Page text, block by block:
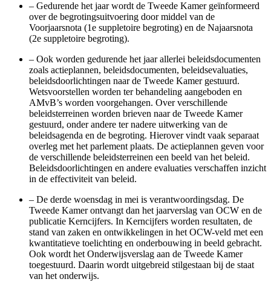
– Gedurende het jaar wordt de Tweede Kamer geïnformeerd
over de begrotingsuitvoering door middel van de
Voorjaarsnota (1e suppletoire begroting) en de Najaarsnota
(2e suppletoire begroting).
– Ook worden gedurende het jaar allerlei beleidsdocumenten
zoals actieplannen, beleidsdocumenten, beleidsevaluaties,
beleidsdoorlichtingen naar de Tweede Kamer gestuurd.
Wetsvoorstellen worden ter behandeling aangeboden en
AMvB’s worden voorgehangen. Over verschillende
beleidsterreinen worden brieven naar de Tweede Kamer
gestuurd, onder andere ter nadere uitwerking van de
beleidsagenda en de begroting. Hierover vindt vaak separaat
overleg met het parlement plaats. De actieplannen geven voor
de verschillende beleidsterreinen een beeld van het beleid.
Beleidsdoorlichtingen en andere evaluaties verschaffen inzicht
in de effectiviteit van beleid.
– De derde woensdag in mei is verantwoordingsdag. De
Tweede Kamer ontvangt dan het jaarverslag van OCW en de
publicatie Kerncijfers. In Kerncijfers worden resultaten, de
stand van zaken en ontwikkelingen in het OCW-veld met een
kwantitatieve toelichting en onderbouwing in beeld gebracht.
Ook wordt het Onderwijsverslag aan de Tweede Kamer
toegestuurd. Daarin wordt uitgebreid stilgestaan bij de staat
van het onderwijs.